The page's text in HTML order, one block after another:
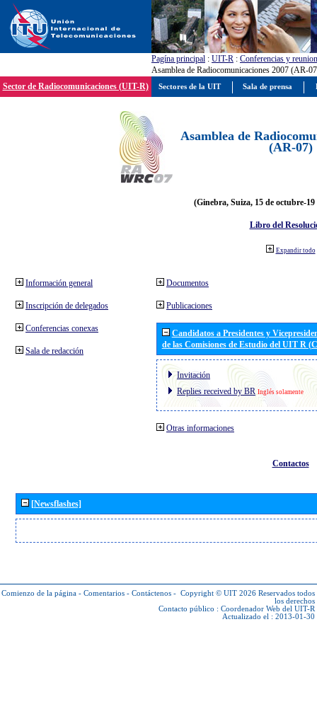
Pagína principal : UIT-R : Conferencias y
Asamblea de Radiocomunicaciones 2007 (AR-
Sector de Radiocomunicaciones (UIT-R)
Asamblea de
(AR-07)
(Ginebra, Suiza, 15 de octubre-19
Libro del
Expandir todo
Información general
Inscripción de delegados
Conferencias conexas
Sala de redacción
Documentos
Publicaciones
Candidatos a Presidentes y
de las Comisiones de Estudio del UIT R
Invitación
Replies received by BR Inglés solamente
Otras informaciones
Contactos
[Newsflashes]
Comienzo de la página - Comentarios - Contáctenos - Copyright © UIT 2026 Reservados todos
los derechos
Contacto público : Coordenador Web del UIT-R
Actualizado el : 2013-01-30
Sectores de la UIT Sala de prensa